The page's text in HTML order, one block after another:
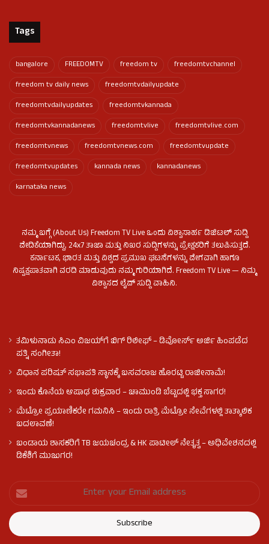
Tags
bangalore FREEDOMTV freedom tv
freedomtvchannel
freedom tv daily news
freedomtvdailyupdate
freedomtvdailyupdates
freedomtvkannada
freedomtvkannadanews
freedomtvlive
freedomtvlive.com
freedomtvnews
freedomtvnews.com
freedomtvupdate
freedomtvupdates
kannada news
kannadanews
karnataka news
ನಮ್ಮ ಬಗ್ಗೆ (About Us) Freedom TV Live ಒಂದು ವಿಶ್ವಾಸಾರ್ಹ ಡಿಜಿಟಲ್ ಸುದ್ದಿ
ವೇದಿಕೆಯಾಗಿದ್ದು, 24x7 ತಾಜಾ ಮತ್ತು ನಿಖರ ಸುದ್ದಿಗಳನ್ನು ಪ್ರೇಕ್ಷಕರಿಗೆ ತಲುಪಿಸುತ್ತದೆ.
ಕರ್ನಾಟಕ, ಭಾರತ ಮತ್ತು ವಿಶ್ವದ ಪ್ರಮುಖ ಘಟನೆಗಳನ್ನು ವೇಗವಾಗಿ ಹಾಗೂ
ನಿಷ್ಪಕ್ಷಪಾತವಾಗಿ ವರದಿ ಮಾಡುವುದು ನಮ್ಮ ಗುರಿಯಾಗಿದೆ. Freedom TV Live — ನಿಮ್ಮ
ವಿಶ್ವಾಸದ ಲೈವ್ ಸುದ್ದಿ ವಾಹಿನಿ.
ತಮಿಳುನಾಡು ಸಿಎಂ ವಿಜಯ್‌ಗೆ ಬಿಗ್ ರಿಲೀಫ್ – ಡಿವೋರ್ಸ್ ಅರ್ಜಿ ಹಿಂಪಡೆದ
ಪತ್ನಿ ಸಂಗೀತಾ!
ವಿಧಾನ ಪರಿಷತ್ ಸಭಾಪತಿ ಸ್ಥಾನಕ್ಕೆ ಬಸವರಾಜ ಹೊರಟ್ಟಿ ರಾಜೀನಾಮೆ!
ಇಂದು ಕೊನೆಯ ಆಷಾಢ ಶುಕ್ರವಾರ – ಚಾಮುಂಡಿ ಬೆಟ್ಟದಲ್ಲಿ ಭಕ್ತ ಸಾಗರ!
ಮೆಟ್ರೋ ಪ್ರಯಾಣಿಕರೇ ಗಮನಿಸಿ – ಇಂದು ರಾತ್ರಿ ಮೆಟ್ರೋ ಸೇವೆಗಳಲ್ಲಿ ತಾತ್ಕಾಲಿಕ
ಬದಲಾವಣೆ!
ಬಂಡಾಯ ಶಾಸಕರಿಗೆ TB ಜಯಚಂದ್ರ & HK ಪಾಟೀಲ್ ನೇತೃತ್ವ – ಅಧಿವೇಶನದಲ್ಲಿ
ಡಿಕೆಶಿಗೆ ಮುಜುಗರ!